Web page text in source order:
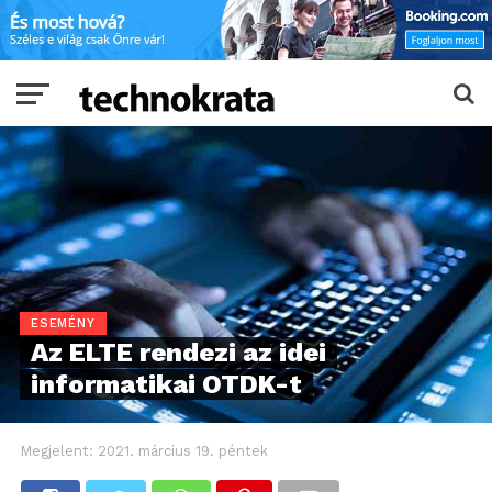
ESEMÉNY
Az ELTE rendezi az idei
informatikai OTDK-t
Megjelent: 2021. március 19. péntek